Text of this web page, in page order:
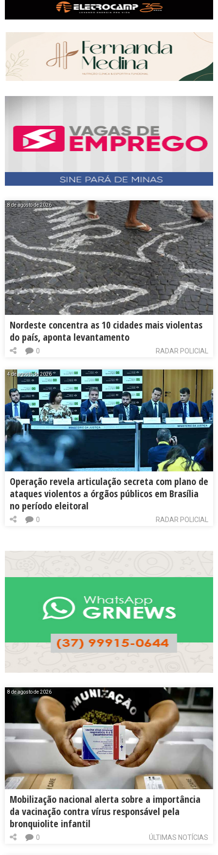
8 de agosto de 2026
Nordeste concentra as 10 cidades mais violentas
do país, aponta levantamento
RADAR POLICIAL
0
4 de agosto de 2026
Operação revela articulação secreta com plano de
ataques violentos a órgãos públicos em Brasília
no período eleitoral
RADAR POLICIAL
0
8 de agosto de 2026
Mobilização nacional alerta sobre a importância
da vacinação contra vírus responsável pela
bronquiolite infantil
ÚLTIMAS NOTÍCIAS
0